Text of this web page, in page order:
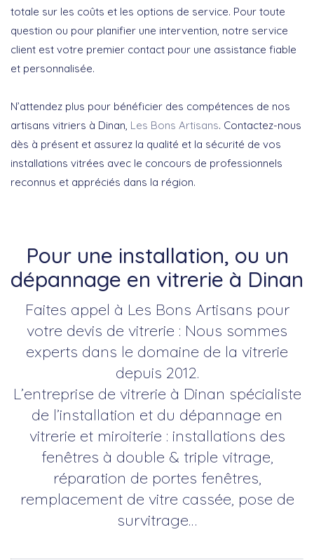
totale sur les coûts et les options de service. Pour toute
question ou pour planifier une intervention, notre service
client est votre premier contact pour une assistance fiable
et personnalisée.
N’attendez plus pour bénéficier des compétences de nos
artisans vitriers à Dinan, Les Bons Artisans. Contactez-nous
dès à présent et assurez la qualité et la sécurité de vos
installations vitrées avec le concours de professionnels
reconnus et appréciés dans la région.
Pour une installation, ou un
dépannage en vitrerie à Dinan
Faites appel à Les Bons Artisans pour
votre devis de vitrerie : Nous sommes
experts dans le domaine de la vitrerie
depuis 2012.
L’entreprise de vitrerie à Dinan spécialiste
de l’installation et du dépannage en
vitrerie et miroiterie : installations des
fenêtres à double & triple vitrage,
réparation de portes fenêtres,
remplacement de vitre cassée, pose de
survitrage…